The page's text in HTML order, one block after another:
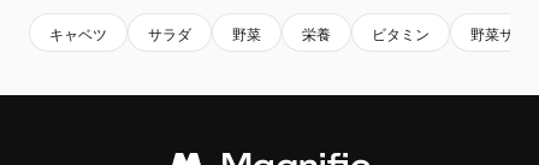
キャベツ サラダ 野菜 栄養 ビタミン 野菜サラ